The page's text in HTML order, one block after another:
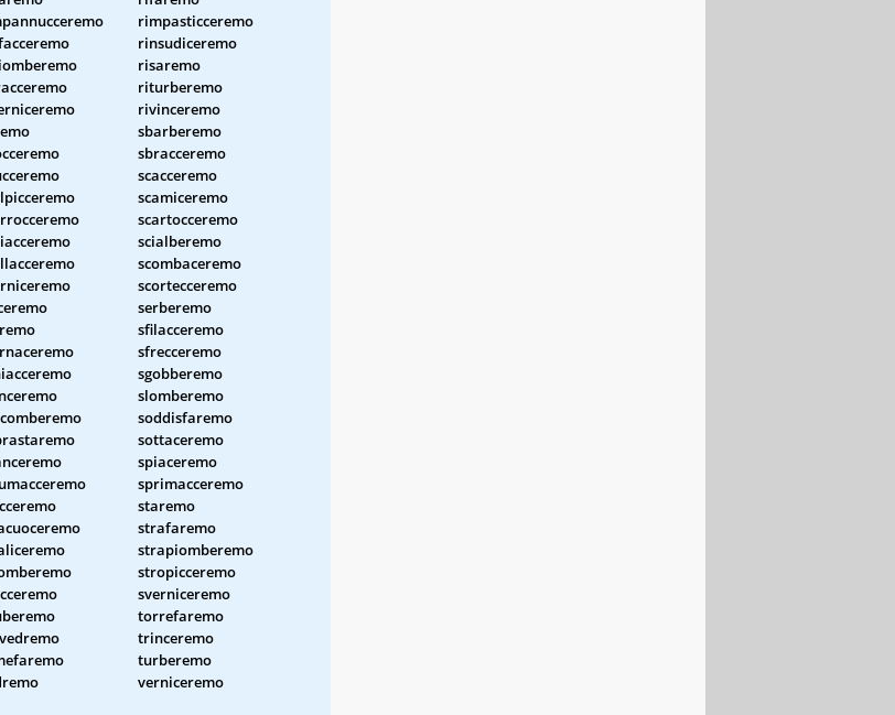
rimpasticceremo
rinsudiceremo
risaremo
riturberemo
rivinceremo
sbarberemo
sbracceremo
scacceremo
scamiceremo
scartocceremo
scialberemo
scombaceremo
scortecceremo
serberemo
sfilacceremo
sfrecceremo
sgobberemo
slomberemo
soddisfaremo
sottaceremo
spiaceremo
sprimacceremo
staremo
strafaremo
strapiomberemo
stropicceremo
sverniceremo
torrefaremo
trinceremo
turberemo
verniceremo